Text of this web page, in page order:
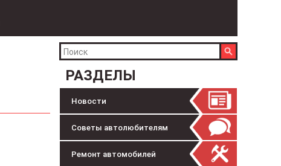
РАЗДЕЛЫ
Новости
Советы автолюбителям
Ремонт автомобилей